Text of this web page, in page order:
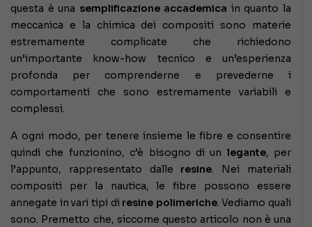
questa è una semplificazione accademica in quanto la
meccanica e la chimica dei compositi sono materie
estremamente complicate che richiedono
un’importante know-how tecnico e un’esperienza
profonda per comprenderne e prevederne i
comportamenti che sono estremamente variabili e
complessi.
A ogni modo, per tenere insieme le fibre e consentire
quindi che funzionino, c’è bisogno di un legante, per
l’appunto, rappresentato dalle resine. Nei materiali
compositi per la nautica, le fibre possono essere
annegate in vari tipi di resine polimeriche. Vediamo quali
sono. Premetto che, siccome questo articolo non è una